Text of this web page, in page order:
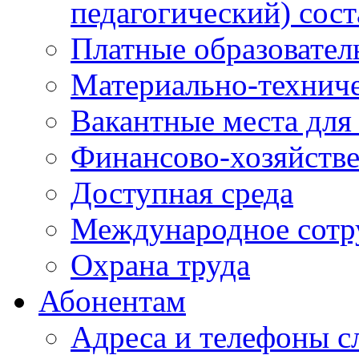
педагогический)
Платные
Материально-
Вакантные места
Финансово-
Доступная среда
Международное
Охрана труда
Абонентам
Адреса и телефоны